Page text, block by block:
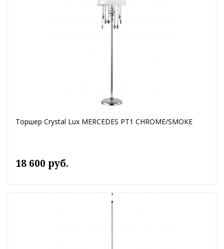
Торшер Crystal Lux MERCEDES PT1 CHROME/SMOKE
18 600 руб.